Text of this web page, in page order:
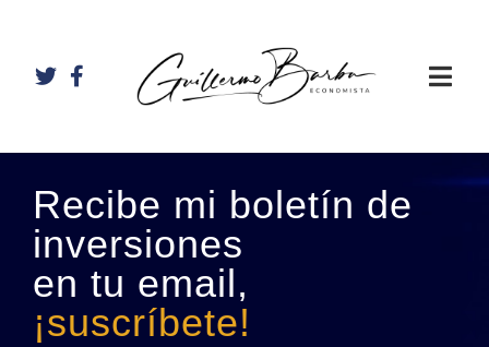
Recibe mi boletín de
inversiones
en tu email,
¡suscríbete!